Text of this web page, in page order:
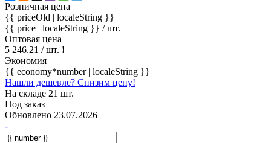
Розничная цена
{{ priceOld | localeString }}
{{ price | localeString }} / шт.
Оптовая цена
5 246.21 / шт. !
Экономия
{{ economy*number | localeString }}
Нашли дешевле? Снизим цену!
На складе 21 шт.
Под заказ
Обновлено 23.07.2026
-